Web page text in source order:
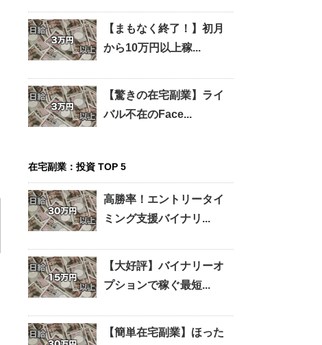
【まもなく終了！】初月
から10万円以上稼...
【驚きの在宅副業】ライ
バル不在のFace...
在宅副業：投資 TOP 5
高勝率！エントリータイ
ミング支援バイナリ...
【大好評】バイナリーオ
プションで稼ぐ最短...
【簡単在宅副業】ほった